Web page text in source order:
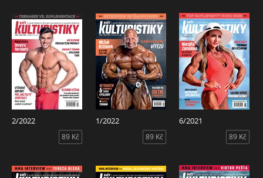
2/2022
89 Kč
1/2022
89 Kč
6/2021
89 Kč